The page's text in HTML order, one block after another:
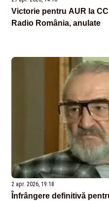
Victorie pentru AUR la
Radio România, anulate
2 apr. 2026, 19:18
Înfrângere definitivă